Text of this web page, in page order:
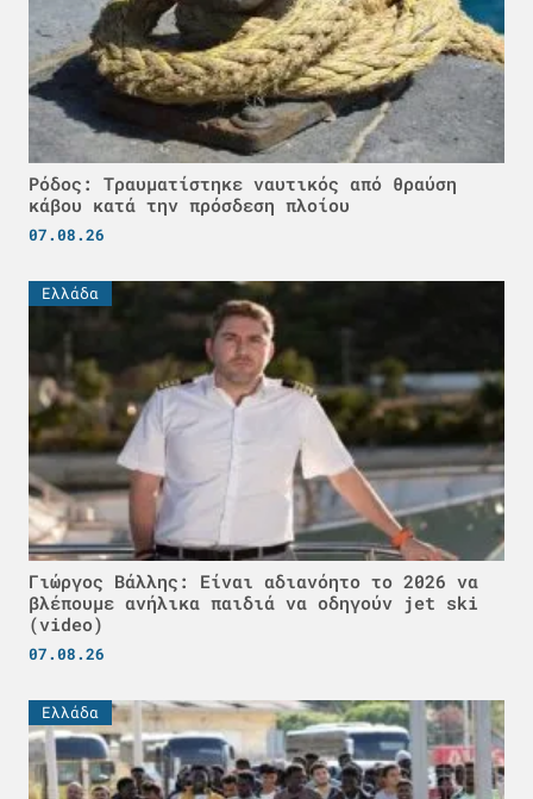
Ρόδος: Τραυματίστηκε ναυτικός από θραύση
κάβου κατά την πρόσδεση πλοίου
07.08.26
Ελλάδα
Γιώργος Βάλλης: Είναι αδιανόητο το 2026 να
βλέπουμε ανήλικα παιδιά να οδηγούν jet ski
(video)
07.08.26
Ελλάδα